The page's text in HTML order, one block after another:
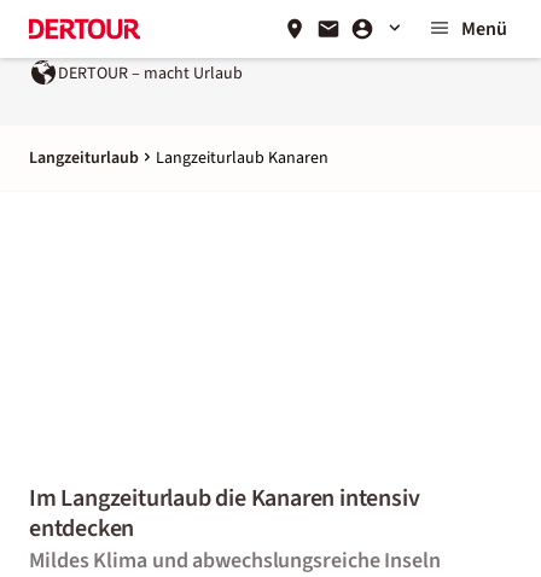
Menü
– macht Urlaub Ein Unternehmen der
Langzeiturlaub Langzeiturlaub Kanaren
Im Langzeiturlaub die Kanaren intensiv
entdecken
Mildes Klima und abwechslungsreiche Inseln